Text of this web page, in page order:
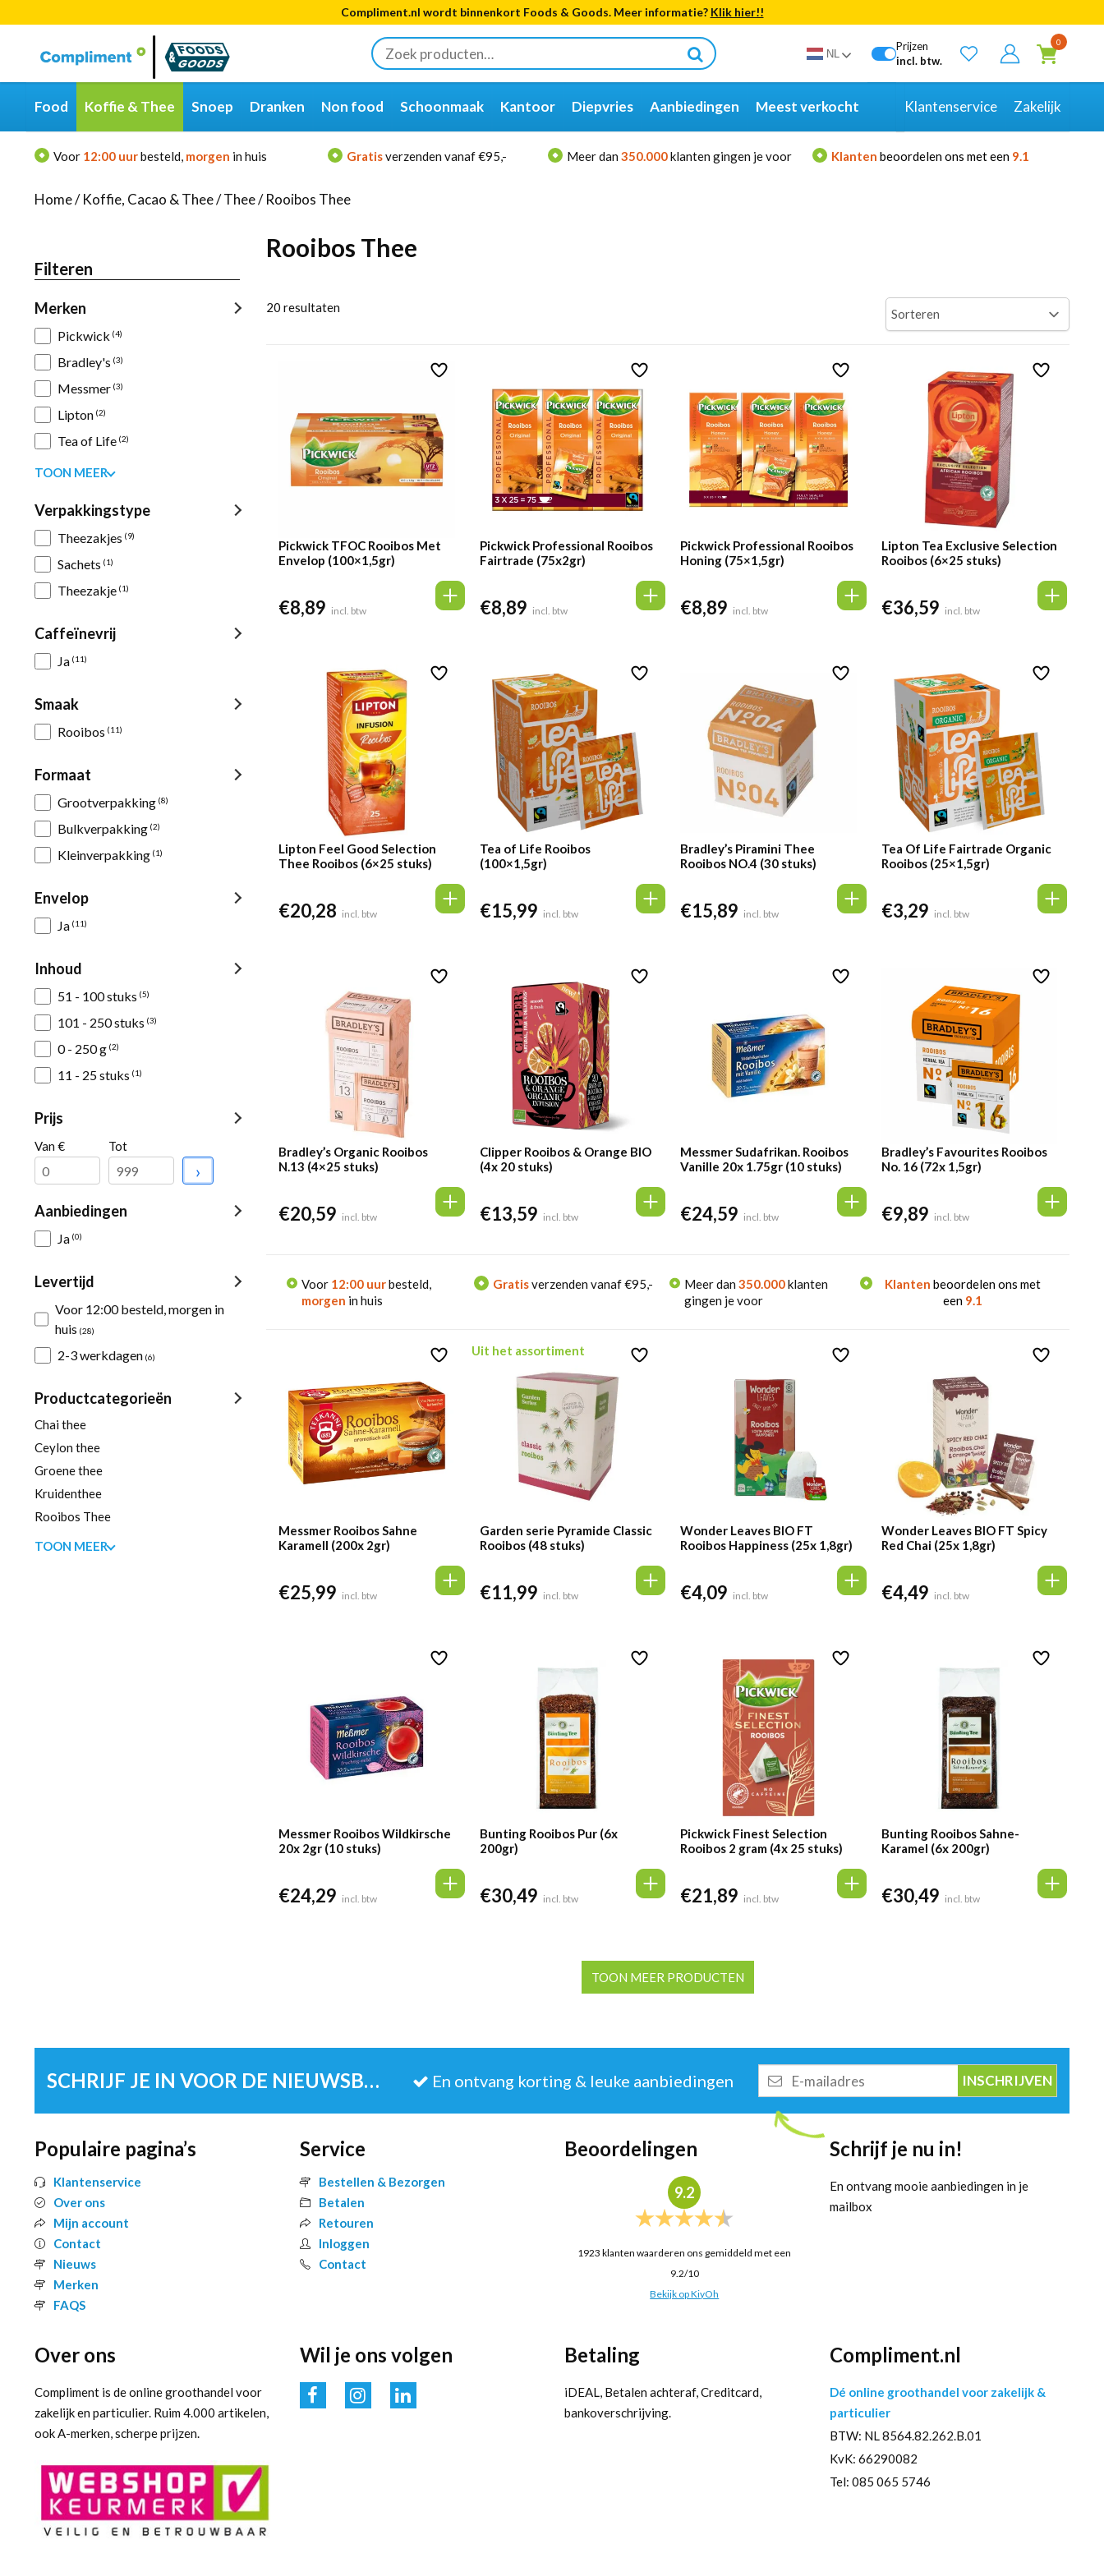
Compliment.nl wordt binnenkort Foods & Goods. Meer informatie? Klik hier!!
Zoeken
naar:
Categorieën
Merken
NL
Prijzen
incl. btw.
0
Food Koffie & Thee Snoep Dranken Non food Schoonmaak Kantoor Diepvries Aanbiedingen Meest verkocht Klantenservice Zakelijk
Voor 12:00 uurbesteld, morgen in huis Gratisverzenden vanaf €95,- Meer dan 350.000klanten gingen je voor Klanten beoordelen ons met een 9.1
Home/Koffie, Cacao & Thee/Thee/Rooibos Thee
Filteren
Merken
Pickwick (4)
Bradley's (3)
Messmer (3)
Lipton (2)
Tea of Life (2)
TOON MEER
Verpakkingstype
Theezakjes (9)
Sachets (1)
Theezakje (1)
Caffeïnevrij
Ja (11)
Smaak
Rooibos (11)
Formaat
Grootverpakking (8)
Bulkverpakking (2)
Kleinverpakking (1)
Envelop
Ja (11)
Inhoud
51 - 100 stuks (5)
101 - 250 stuks (3)
0 - 250 g (2)
11 - 25 stuks (1)
Prijs
Van € Tot
›
Aanbiedingen
Ja (0)
Levertijd
Voor 12:00 besteld, morgen in
huis (28)
2-3 werkdagen (6)
Productcategorieën
Chai thee
Ceylon thee
Groene thee
Kruidenthee
Rooibos Thee
TOON MEER
Rooibos Thee
20 resultaten
Pickwick TFOC Rooibos Met
Envelop (100×1,5gr)
€8,89 incl. btw
Pickwick Professional Rooibos
Fairtrade (75x2gr)
€8,89 incl. btw
Pickwick Professional Rooibos
Honing (75×1,5gr)
€8,89 incl. btw
Lipton Tea Exclusive Selection
Rooibos (6×25 stuks)
€36,59 incl. btw
Lipton Feel Good Selection
Thee Rooibos (6×25 stuks)
€20,28 incl. btw
Tea of Life Rooibos
(100×1,5gr)
€15,99 incl. btw
Bradley’s Piramini Thee
Rooibos NO.4 (30 stuks)
€15,89 incl. btw
Tea Of Life Fairtrade Organic
Rooibos (25×1,5gr)
€3,29 incl. btw
Bradley’s Organic Rooibos
N.13 (4×25 stuks)
€20,59 incl. btw
Clipper Rooibos & Orange BIO
(4x 20 stuks)
€13,59 incl. btw
Messmer Sudafrikan. Rooibos
Vanille 20x 1.75gr (10 stuks)
€24,59 incl. btw
Bradley’s Favourites Rooibos
No. 16 (72x 1,5gr)
€9,89 incl. btw
Voor 12:00 uurbesteld,
morgen in huis
Gratisverzenden vanaf €95,- Meer dan350.000klanten
gingen je voor
Klanten beoordelen ons met
een 9.1
Messmer Rooibos Sahne
Karamell (200x 2gr)
€25,99 incl. btw
Uit het assortiment
Garden serie Pyramide Classic
Rooibos (48 stuks)
€11,99 incl. btw
Wonder Leaves BIO FT
Rooibos Happiness (25x 1,8gr)
€4,09 incl. btw
Wonder Leaves BIO FT Spicy
Red Chai (25x 1,8gr)
€4,49 incl. btw
Messmer Rooibos Wildkirsche
20x 2gr (10 stuks)
€24,29 incl. btw
Bunting Rooibos Pur (6x
200gr)
€30,49 incl. btw
Pickwick Finest Selection
Rooibos 2 gram (4x 25 stuks)
€21,89 incl. btw
Bunting Rooibos Sahne-
Karamel (6x 200gr)
€30,49 incl. btw
TOON MEER PRODUCTEN
SCHRIJF JE IN VOOR DE NIEUWSBRIEF En ontvang korting & leuke aanbiedingen
mailadres
Populaire pagina’s
Klantenservice
Over ons
Mijn account
Contact
Nieuws
Merken
FAQS
Service
Bestellen & Bezorgen
Betalen
Retouren
Inloggen
Contact
Beoordelingen
9.2
1923 klanten waarderen ons gemiddeld met een
9.2/10
Bekijk op KiyOh
Schrijf je nu in!
En ontvang mooie aanbiedingen in je
mailbox
Over ons
Compliment is de online groothandel voor
zakelijk en particulier. Ruim 4.000 artikelen,
ook A-merken, scherpe prijzen.
Wil je ons volgen Betaling
iDEAL, Betalen achteraf, Creditcard,
bankoverschrijving.
Compliment.nl
Dé online groothandel voor zakelijk &
particulier
BTW: NL 8564.82.262.B.01
KvK: 66290082
Tel: 085 065 5746